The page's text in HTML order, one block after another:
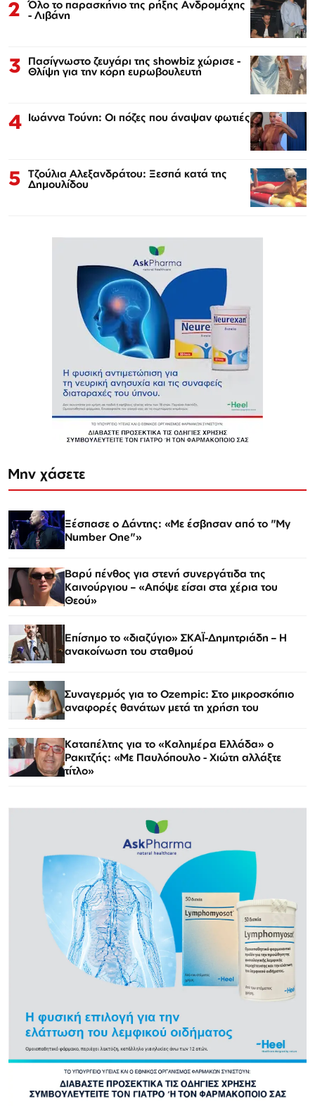
2 Όλο το παρασκήνιο της ρήξης Ανδρομάχης
- Λιβάνη
3 Πασίγνωστο ζευγάρι της showbiz χώρισε -
Θλίψη για την κόρη ευρωβουλευτή
4 Ιωάννα Τούνη: Οι πόζες που άναψαν φωτιές
5 Τζούλια Αλεξανδράτου: Ξεσπά κατά της
Δημουλίδου
Μην χάσετε
Ξέσπασε ο Δάντης: «Με έσβησαν από το "My
Number One"»
Βαρύ πένθος για στενή συνεργάτιδα της
Καινούργιου – «Απόψε είσαι στα χέρια του
Θεού»
Επίσημο το «διαζύγιο» ΣΚΑΪ-Δημητριάδη – Η
ανακοίνωση του σταθμού
Συναγερμός για το Ozempic: Στο μικροσκόπιο
αναφορές θανάτων μετά τη χρήση του
Καταπέλτης για το «Καλημέρα Ελλάδα» ο
Ρακιτζής: «Με Παυλόπουλο - Χιώτη αλλάξτε
τίτλο»